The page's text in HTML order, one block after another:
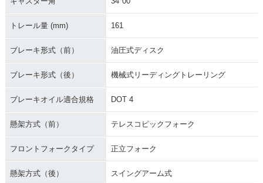
トレール量 (mm) 161
ブレーキ形式（前） 油圧式ディスク
ブレーキ形式（後） 機械式リーディングトレーリング
ブレーキオイル適合規格 DOT 4
懸架方式（前） テレスコピックフォーク
フロントフォークタイプ 正立フォーク
懸架方式（後） スイングアーム式